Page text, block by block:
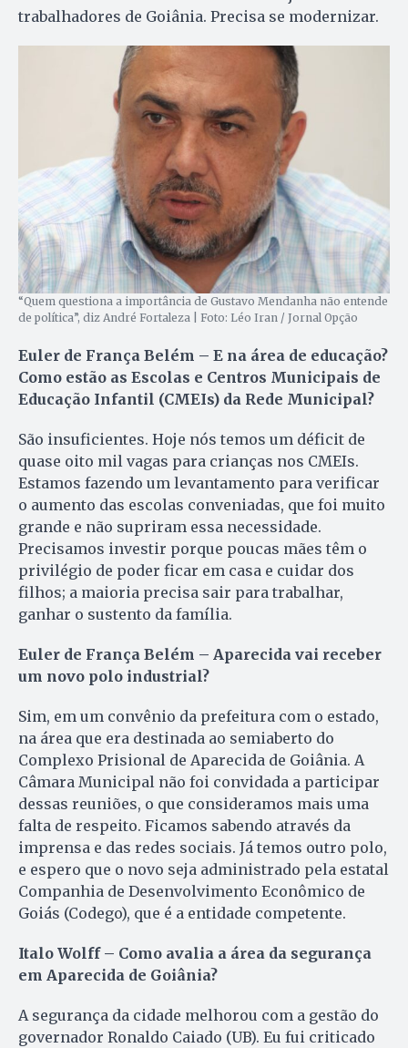
trabalhadores de Goiânia. Precisa se modernizar.
“Quem questiona a importância de Gustavo Mendanha não entende
de política”, diz André Fortaleza | Foto: Léo Iran / Jornal Opção
Euler de França Belém – E na área de educação?
Como estão as Escolas e Centros Municipais de
Educação Infantil (CMEIs) da Rede Municipal?
São insuficientes. Hoje nós temos um déficit de
quase oito mil vagas para crianças nos CMEIs.
Estamos fazendo um levantamento para verificar
o aumento das escolas conveniadas, que foi muito
grande e não supriram essa necessidade.
Precisamos investir porque poucas mães têm o
privilégio de poder ficar em casa e cuidar dos
filhos; a maioria precisa sair para trabalhar,
ganhar o sustento da família.
Euler de França Belém – Aparecida vai receber
um novo polo industrial?
Sim, em um convênio da prefeitura com o estado,
na área que era destinada ao semiaberto do
Complexo Prisional de Aparecida de Goiânia. A
Câmara Municipal não foi convidada a participar
dessas reuniões, o que consideramos mais uma
falta de respeito. Ficamos sabendo através da
imprensa e das redes sociais. Já temos outro polo,
e espero que o novo seja administrado pela estatal
Companhia de Desenvolvimento Econômico de
Goiás (Codego), que é a entidade competente.
Italo Wolff – Como avalia a área da segurança
em Aparecida de Goiânia?
A segurança da cidade melhorou com a gestão do
governador Ronaldo Caiado (UB). Eu fui criticado